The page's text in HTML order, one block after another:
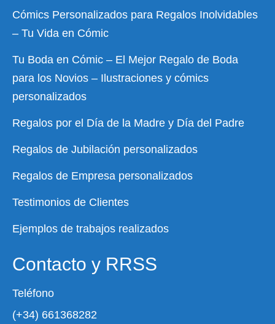
Cómics Personalizados para Regalos Inolvidables
– Tu Vida en Cómic
Tu Boda en Cómic – El Mejor Regalo de Boda
para los Novios – Ilustraciones y cómics
personalizados
Regalos por el Día de la Madre y Día del Padre
Regalos de Jubilación personalizados
Regalos de Empresa personalizados
Testimonios de Clientes
Ejemplos de trabajos realizados
Contacto y RRSS
Teléfono
(+34) 661368282